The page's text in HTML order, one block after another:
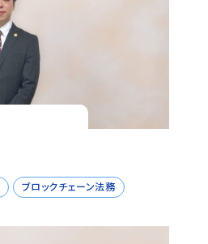
ブロックチェーン法務